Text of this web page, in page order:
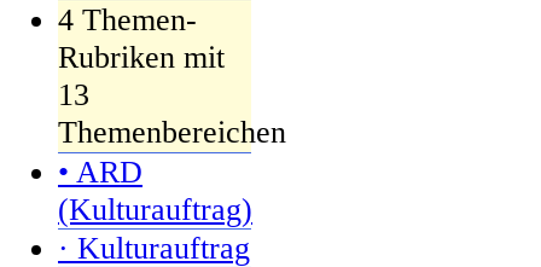
4 Themen-
Rubriken mit
13
Themenbereichen
• ARD
(Kulturauftrag)
· Kulturauftrag